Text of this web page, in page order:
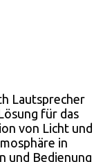
Lautsprecher
für das
von Licht und
in
und Bedienung